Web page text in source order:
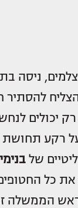
ניסה
להסתיר
יכולים
רקע
של
כל
הממשלה